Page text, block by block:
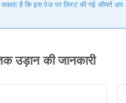
सकता है कि इस पेज पर लिस्ट की गई कीमतें
उड़ान की जानकारी